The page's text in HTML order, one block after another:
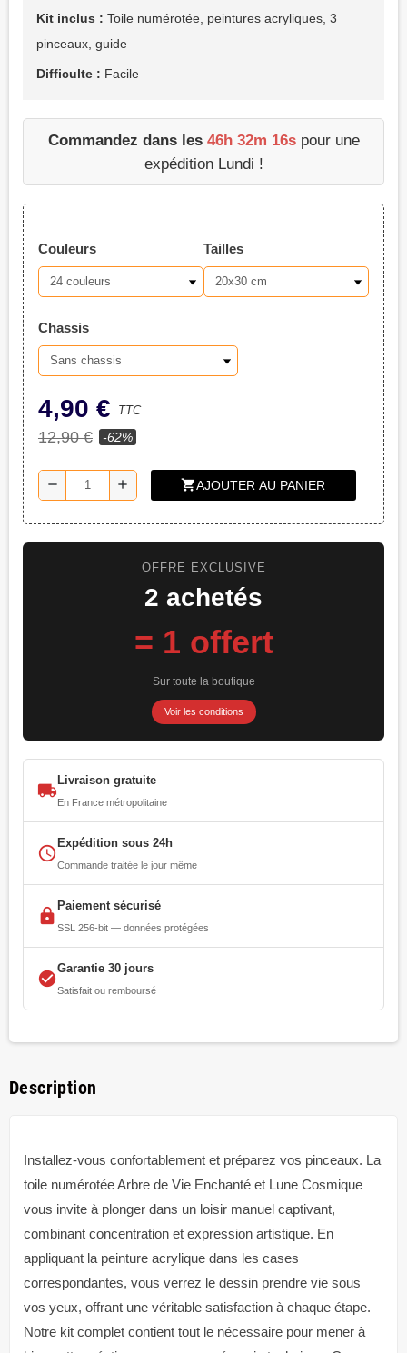
Kit inclus : Toile numérotée, peintures acryliques, 3
pinceaux, guide
Difficulte : Facile
Commandez dans les 46h 32m 16s pour une
expédition Lundi !
Couleurs Tailles
Chassis
4,90 € TTC
12,90 € -62%
remove add shopping_cartAJOUTER AU PANIER
OFFRE EXCLUSIVE
2 achetés
= 1 offert
Sur toute la boutique
Voir les conditions
local_shipping
Livraison gratuite
En France métropolitaine
access_time
Expédition sous 24h
Commande traitée le jour même
lock
Paiement sécurisé
SSL 256-bit — données protégées
check_circle
Garantie 30 jours
Satisfait ou remboursé
Description
Installez-vous confortablement et préparez vos pinceaux. La
toile numérotée Arbre de Vie Enchanté et Lune Cosmique
vous invite à plonger dans un loisir manuel captivant,
combinant concentration et expression artistique. En
appliquant la peinture acrylique dans les cases
correspondantes, vous verrez le dessin prendre vie sous
vos yeux, offrant une véritable satisfaction à chaque étape.
Notre kit complet contient tout le nécessaire pour mener à